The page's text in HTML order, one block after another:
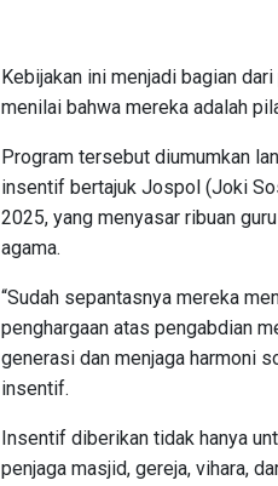
Kebijakan ini menjadi bagian
menilai bahwa mereka adalah
Program tersebut diumumkan
insentif bertajuk Jospol (Joki
2025, yang menyasar ribuan
agama.
“Sudah sepantasnya mereka
penghargaan atas pengabdian
generasi dan menjaga harmoni
insentif.
Insentif diberikan tidak hanya
penjaga masjid, gereja, vihara,